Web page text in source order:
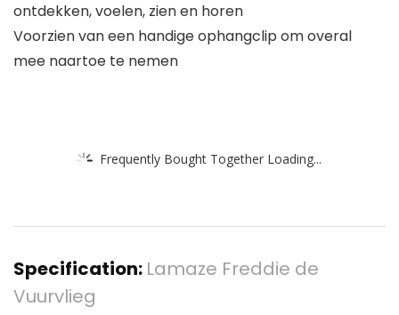
ontdekken, voelen, zien en horen
Voorzien van een handige ophangclip om overal
mee naartoe te nemen
Frequently Bought Together Loading...
Specification: Lamaze Freddie de
Vuurvlieg